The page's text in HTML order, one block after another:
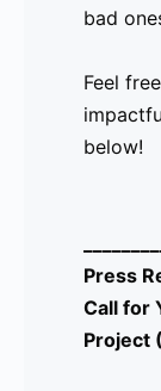
bad
Feel
below!
Press
Call for
Project
-
-
-
-
-
-
-
-
idioma
Marca
Personal
busca
están